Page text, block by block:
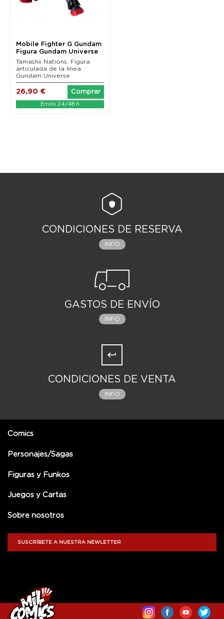
Mobile Fighter G Gundam
Figura Gundam Universe
GF13-001 NHII...
Tamashii Nations. Figura
articulada de la línea
Gundam Universe
26,90 € Comprar
Envío 24/48 h
CONDICIONES DE RESERVA
INFO
GASTOS DE ENVÍO
INFO
CONDICIONES DE VENTA
INFO
Comics
Personajes/Sagas
Figuras y Funkos
Juegos y Cartas
Sobre nosotros
SUSCRÍBETE A NUESTRA NEWLETTER